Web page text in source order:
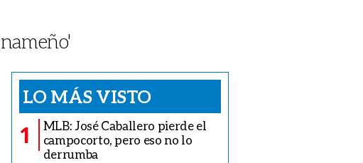
LO MÁS VISTO
1
MLB: José Caballero pierde el
campocorto, pero eso no lo
derrumba